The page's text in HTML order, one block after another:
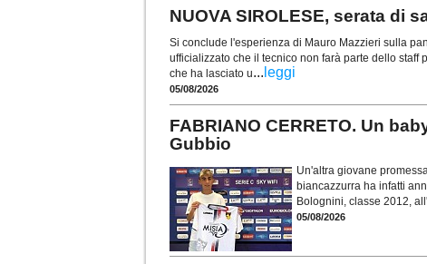
NUOVA SIROLESE, serata di
Si conclude l'esperienza di Mauro Mazzieri sulla
ufficializzato che il tecnico non farà parte dello
che ha lasciato u... leggi
05/08/2026
FABRIANO CERRETO. Un
Gubbio
Un'altra giovane
biancazzurra ha infatti
Bolognini, classe 2012,
05/08/2026